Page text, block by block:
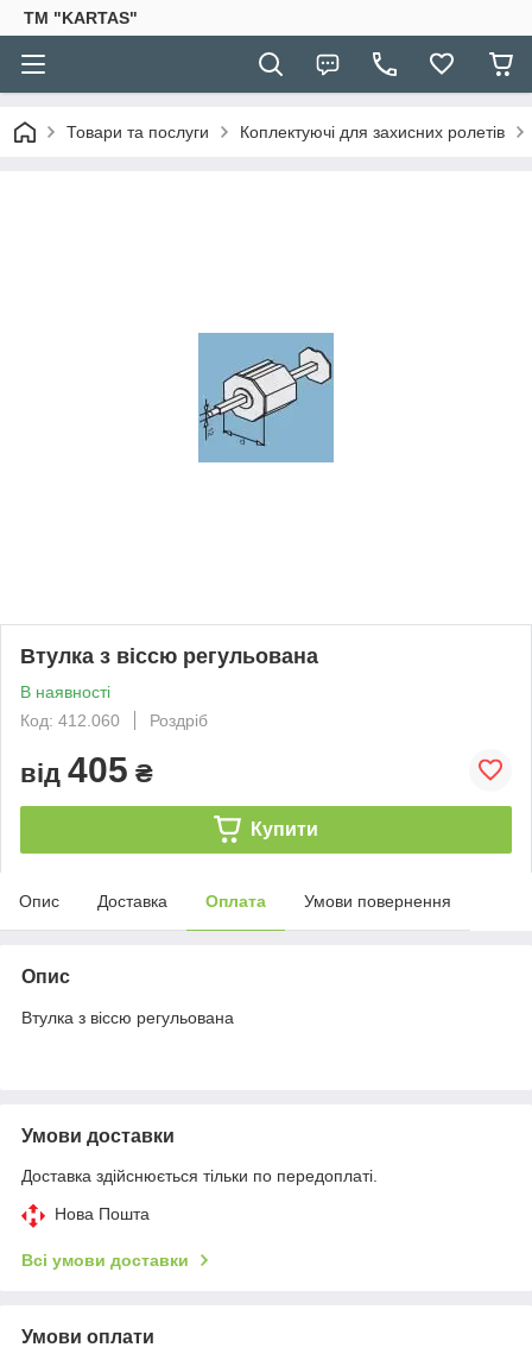
TM "KARTAS"
Товари та послуги Коплектуючі для захисних ролетів
Втулка з віссю регульована
В наявності
Код: 412.060
Роздріб
від 405 ₴
Купити
Опис Доставка Оплата Умови повернення
Опис
Втулка з віссю регульована
Умови доставки
Доставка здійснюється тільки по передоплаті.
Нова Пошта
Всі умови доставки
Умови оплати